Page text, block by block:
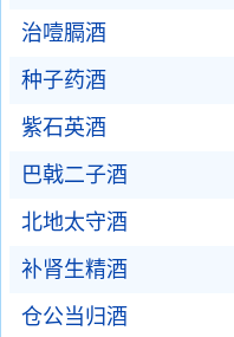
治噎膈酒
种子药酒
紫石英酒
巴戟二子酒
北地太守酒
补肾生精酒
仓公当归酒